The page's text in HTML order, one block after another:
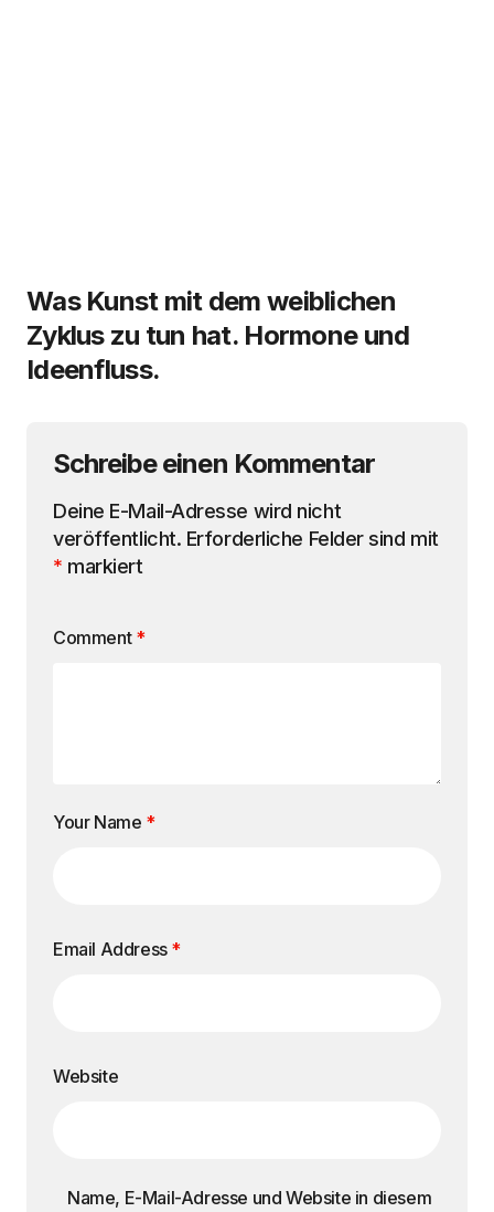
Was Kunst mit dem weiblichen
Zyklus zu tun hat. Hormone und
Ideenfluss.
Schreibe einen Kommentar
Deine E-Mail-Adresse wird nicht
veröffentlicht. Erforderliche Felder sind mit
* markiert
Comment *
Your Name *
Email Address *
Website
Name, E-Mail-Adresse und Website in diesem